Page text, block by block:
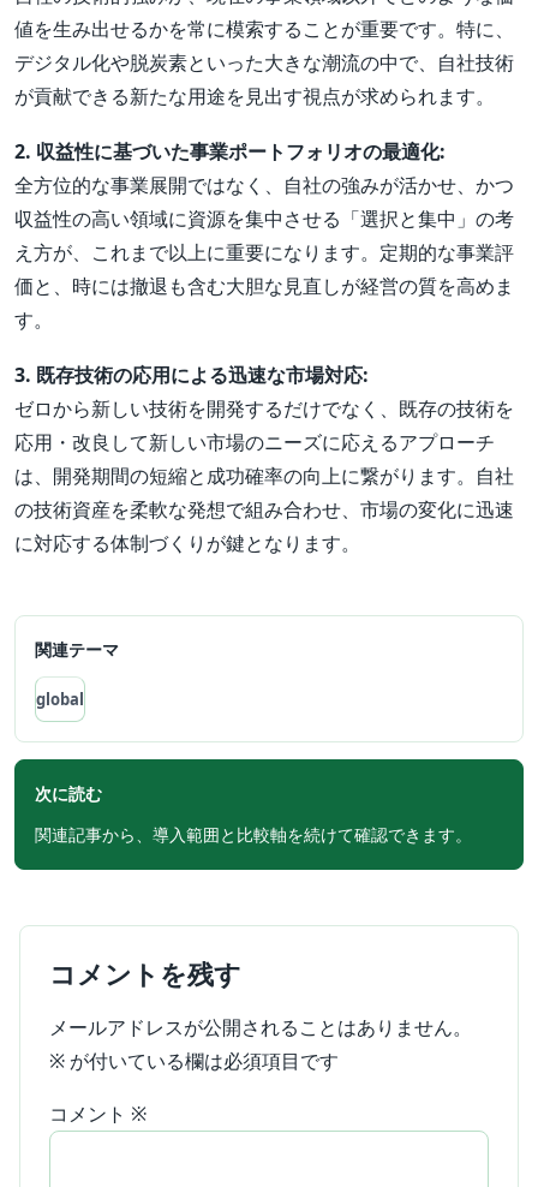
値を生み出せるかを常に模索することが重要です。特に、
デジタル化や脱炭素といった大きな潮流の中で、自社技術
が貢献できる新たな用途を見出す視点が求められます。
2. 収益性に基づいた事業ポートフォリオの最適化:
全方位的な事業展開ではなく、自社の強みが活かせ、かつ
収益性の高い領域に資源を集中させる「選択と集中」の考
え方が、これまで以上に重要になります。定期的な事業評
価と、時には撤退も含む大胆な見直しが経営の質を高めま
す。
3. 既存技術の応用による迅速な市場対応:
ゼロから新しい技術を開発するだけでなく、既存の技術を
応用・改良して新しい市場のニーズに応えるアプローチ
は、開発期間の短縮と成功確率の向上に繋がります。自社
の技術資産を柔軟な発想で組み合わせ、市場の変化に迅速
に対応する体制づくりが鍵となります。
関連テーマ
global
次に読む
関連記事から、導入範囲と比較軸を続けて確認できます。
コメントを残す
メールアドレスが公開されることはありません。
※ が付いている欄は必須項目です
コメント ※